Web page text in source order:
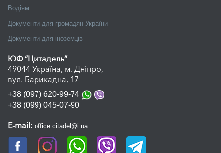
Водіям
Документи для громадян України
Документи для іноземців
ЮФ “Цитадель”
49044 Україна, м. Дніпро,
вул. Барикадна, 17
+38 (097) 620-99-74
+38 (099) 045-07-90
E-mail: office.citadel@i.ua